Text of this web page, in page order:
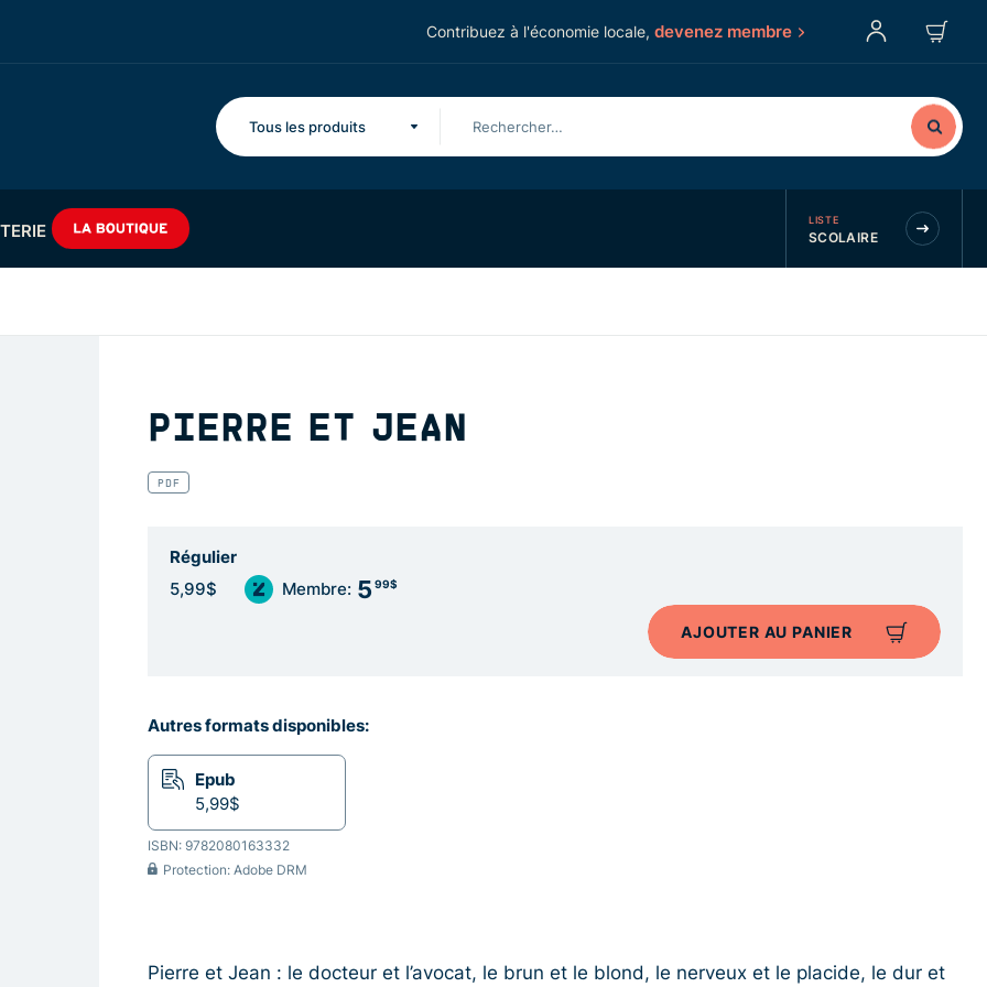
Contribuez à l'économie locale, devenez membre
Tous les produits
LISTE
SCOLAIRE
PIERRE ET JEAN
PDF
Régulier
5,99$ Membre: 5 99$
AJOUTER AU PANIER
Autres formats disponibles:
Epub
5,99$
ISBN: 9782080163332
Protection: Adobe DRM
Pierre et Jean : le docteur et l’avocat, le brun et le blond, le nerveux et le placide, le dur et